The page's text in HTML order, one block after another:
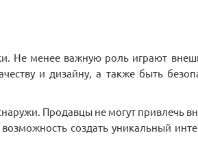
Не менее важную роль играют
и дизайну, а также быть
Продавцы не могут привлечь
создать уникальный